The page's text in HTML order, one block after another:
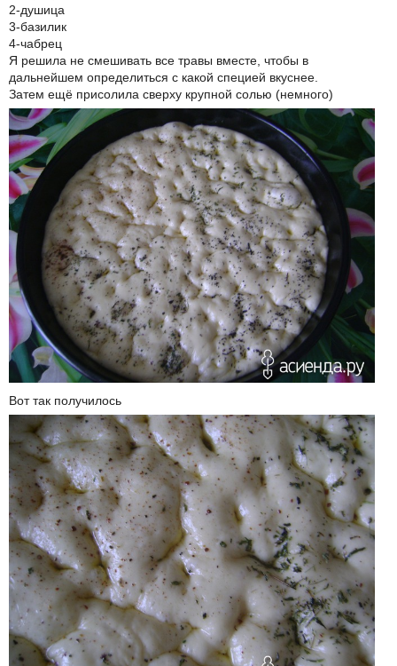
2-душица
3-базилик
4-чабрец
Я решила не смешивать все травы вместе, чтобы в
дальнейшем определиться с какой специей вкуснее.
Затем ещё присолила сверху крупной солью (немного)
Вот так получилось